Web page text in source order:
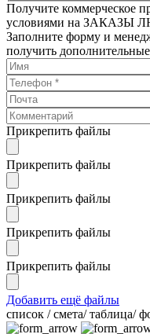
Получите коммерческое
условиями на
Заполните форму и
получить
Прикрепить файлы
Прикрепить файлы
Прикрепить файлы
Прикрепить файлы
Прикрепить файлы
Добавить ещё файлы
cписок / смета/ таблица/